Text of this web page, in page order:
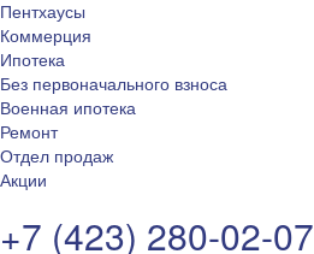
Пентхаусы
Коммерция
Ипотека
Без первоначального взноса
Военная ипотека
Ремонт
Отдел продаж
Акции
+7 (423) 280-02-07